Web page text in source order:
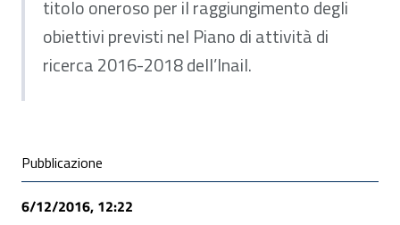
titolo oneroso per il raggiungimento degli
obiettivi previsti nel Piano di attività di
ricerca 2016-2018 dell’Inail.
Condivisione social
Pubblicazione
6/12/2016, 12:22